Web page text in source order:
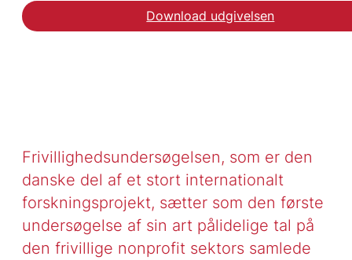
Download udgivelsen
Frivillighedsundersøgelsen, som er den
danske del af et stort internationalt
forskningsprojekt, sætter som den første
undersøgelse af sin art pålidelige tal på
den frivillige nonprofit sektors samlede